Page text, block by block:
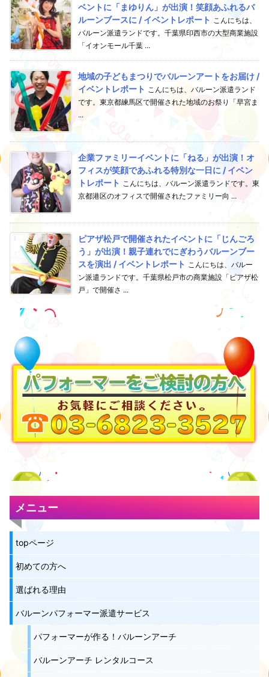
ベントに「まゆりん」が出演！笑顔あふれるバ
ルーンブースに / イベントレポート こんにちは、
バルーン派遣ランドです。千葉県印西市の大型商業施設
「イオンモール千葉 ...
地域の子どもまつりでバルーンアートをお届け /
イベントレポート こんにちは、バルーン派遣ランド
です。東京都練馬区で開催された地域のお祭り「早宮ま
...
企業ファミリーイベントに「ねる」が出演！オ
フィスが笑顔であふれる特別な一日に / イベン
トレポート こんにちは、バルーン派遣ランドです。東
京都港区のオフィスで開催されたファミリー向 ...
ピアザ松戸で開催されたイベントに「じんごろ
う」が出演！親子連れでにぎわうバルーンブー
スを演出 / イベントレポート こんにちは、バルー
ン派遣ランドです。千葉県松戸市の商業施設「ピアザ松
戸」で開催さ ...
メニュー
topページ
初めての方へ
選ばれる理由
バルーンパフォーマー派遣サービス
パフォーマーが作る！バルーンアーチ
バルーンアーチ レンタルコース